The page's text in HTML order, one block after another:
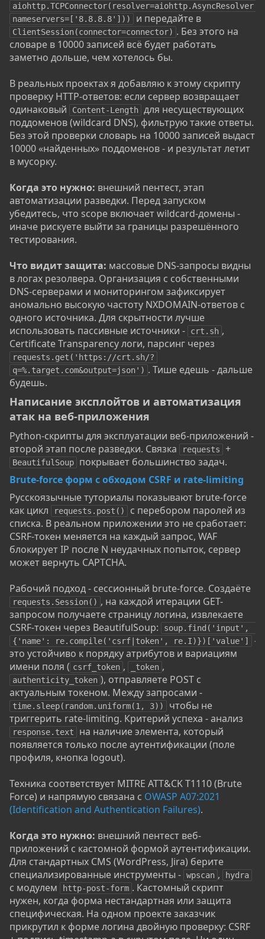
aiohttp.TCPConnector(resolver=aiohttp.AsyncResolver(
nameservers=['8.8.8.8']))
и передайте в
ClientSession(connector=connector) . Без этого на
словаре в 10000 записей всё будет работать
заметно дольше, чем хотелось бы.
В реальных проектах я добавляю к этому скрипту
проверку HTTP-ответов: если сервер возвращает
одинаковый
Content-Length для несуществующих
поддоменов (wildcard DNS), фильтрую такие ответы.
Без этой проверки словарь на 10000 записей выдаст
10000 «найденных» поддоменов - и результат летит
в мусорку.
Когда это нужно: внешний пентест, этап
автоматизации разведки. Перед запуском
убедитесь, что scope включает wildcard-домены -
иначе рискуете выйти за границы разрешённого
тестирования.
Что видит защита: массовые DNS-запросы видны
в логах резолвера. Организация с собственными
DNS-серверами и мониторингом зафиксирует
аномально высокую частоту NXDOMAIN-ответов с
одного источника. Для скрытности лучше
использовать пассивные источники -
crt.sh ,
Certificate Transparency логи, парсинг через
requests.get('https://crt.sh/?
q=%.target.com&output=json') . Тише едешь - дальше
будешь.
Написание эксплойтов и автоматизация
атак на веб-приложения​
Python-скрипты для эксплуатации веб-приложений -
второй этап после разведки. Связка
requests +
BeautifulSoup
покрывает большинство задач.
Brute-force форм с обходом CSRF и rate-limiting
Русскоязычные туториалы показывают brute-force
как цикл
requests.post()
с перебором паролей из
списка. В реальном приложении это не сработает:
CSRF-токен меняется на каждый запрос, WAF
блокирует IP после N неудачных попыток, сервер
может вернуть CAPTCHA.
Рабочий подход - сессионный brute-force. Создаёте
requests.Session() , на каждой итерации GET-
запросом получаете страницу логина, извлекаете
CSRF-токен через BeautifulSoup:
soup.find('input',
{'name': re.compile('csrf|token', re.I)})['value']
-
это устойчиво к порядку атрибутов и вариациям
имени поля ( csrf_token , _token ,
authenticity_token ), отправляете POST с
актуальным токеном. Между запросами -
time.sleep(random.uniform(1, 3))
чтобы не
триггерить rate-limiting. Критерий успеха - анализ
response.text
на наличие элемента, который
появляется только после аутентификации (поле
профиля, кнопка logout).
Техника соответствует MITRE ATT&CK T1110 (Brute
Force) и напрямую связана с OWASP A07:2021
(Identification and Authentication Failures).
Когда это нужно: внешний пентест веб-
приложений с кастомной формой аутентификации.
Для стандартных CMS (WordPress, Jira) берите
специализированные инструменты - wpscan , hydra
с модулем http-post-form . Кастомный скрипт
нужен, когда форма нестандартная или защита
специфическая. На одном проекте заказчик
прикрутил к форме логина двойную проверку: CSRF